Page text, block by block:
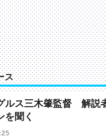
ス
ルス三木肇監督 解説
を聞く